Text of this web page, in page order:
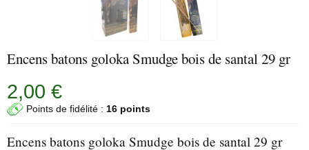
Encens batons goloka Smudge bois de santal 29 gr
2,00 €
Points de fidélité : 16 points
Encens batons goloka Smudge bois de santal 29 gr